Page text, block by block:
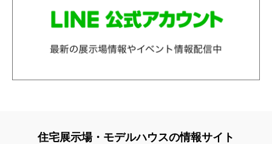
住宅展示場・モデルハウスの情報サイト